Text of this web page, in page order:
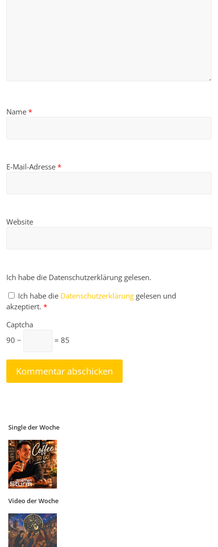
Name*
E-Mail-Adresse*
Website
Ich habe die Datenschutzerklärung gelesen.
Ich habe die Datenschutzerklärung gelesen und
akzeptiert. *
Captcha
90 −
= 85
Single der Woche
Video der Woche